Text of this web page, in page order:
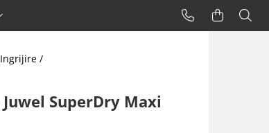
/
SuperDry Maxi